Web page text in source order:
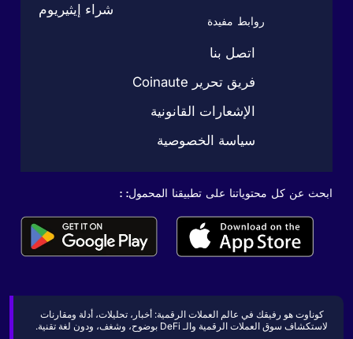
شراء إيثيريوم
روابط مفيدة
اتصل بنا
فريق تحرير Coinaute
الإشعارات القانونية
سياسة الخصوصية
ابحث عن كل محتوياتنا على تطبيقنا المحمول: :
كوناوت هو رفيقك في عالم العملات الرقمية: أخبار، تحليلات، أدلة ومقارنات
لاستكشاف سوق العملات الرقمية والـ DeFi بوضوح، وشغف، ودون لغة تقنية.